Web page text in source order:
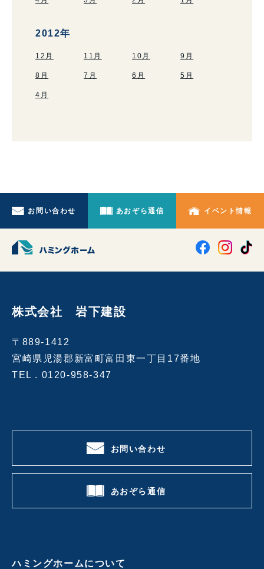
2012年
12月 11月 10月 9月
8月 7月 6月 5月
4月
お問い合わせ あおぞら通信 イベント情報
株式会社 岩下建設
〒889-1412
宮崎県児湯郡新富町富田東一丁目17番地
TEL . 0120-958-347
お問い合わせ
あおぞら通信
ハミングホームについて